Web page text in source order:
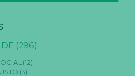
(296)
(12)
(3)